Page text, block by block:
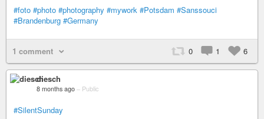
#foto #photo #photography #mywork #Potsdam #Sanssouci
#Brandenburg #Germany
1 comment 0 1 6
diesch
8 months ago – Public
#SilentSunday